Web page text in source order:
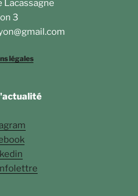
Lacassagne
3
légales